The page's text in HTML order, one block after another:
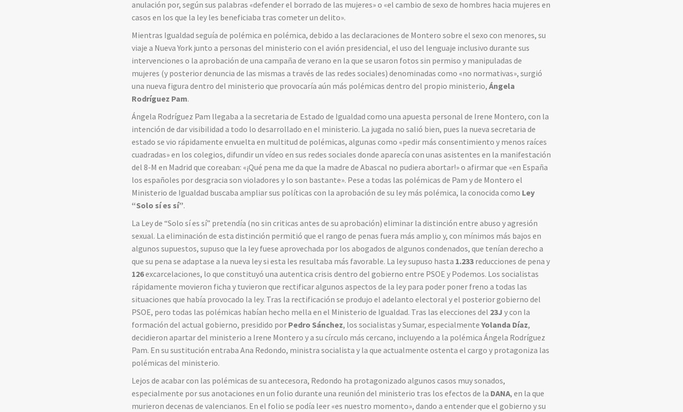
anulación por, según sus palabras «defender el borrado de las mujeres» o «el cambio de sexo de hombres hacia mujeres en
casos en los que la ley les beneficiaba tras cometer un delito».
Mientras Igualdad seguía de polémica en polémica, debido a las declaraciones de Montero sobre el sexo con menores, su
viaje a Nueva York junto a personas del ministerio con el avión presidencial, el uso del lenguaje inclusivo durante sus
intervenciones o la aprobación de una campaña de verano en la que se usaron fotos sin permiso y manipuladas de
mujeres (y posterior denuncia de las mismas a través de las redes sociales) denominadas como «no normativas», surgió
una nueva figura dentro del ministerio que provocaría aún más polémicas dentro del propio ministerio,Ángela
Rodríguez Pam.
Ángela Rodríguez Pam llegaba a la secretaria de Estado de Igualdad como una apuesta personal de Irene Montero, con la
intención de dar visibilidad a todo lo desarrollado en el ministerio. La jugada no salió bien, pues la nueva secretaria de
estado se vio rápidamente envuelta en multitud de polémicas, algunas como «pedir más consentimiento y menos raíces
cuadradas» en los colegios, difundir un vídeo en sus redes sociales donde aparecía con unas asistentes en la manifestación
del 8-M en Madrid que coreaban: «¡Qué pena me da que la madre de Abascal no pudiera abortar!» o afirmar que «en España
los españoles por desgracia son violadores y lo son bastante». Pese a todas las polémicas de Pam y de Montero el
Ministerio de Igualdad buscaba ampliar sus políticas con la aprobación de su ley más polémica, la conocida como Ley
“Solo sí es sí”.
La Ley de “Solo sí es sí” pretendía (no sin criticas antes de su aprobación) eliminar la distinción entre abuso y agresión
sexual. La eliminación de esta distinción permitió que el rango de penas fuera más amplio y, con mínimos más bajos en
algunos supuestos, supuso que la ley fuese aprovechada por los abogados de algunos condenados, que tenían derecho a
que su pena se adaptase a la nueva ley si esta les resultaba más favorable. La ley supuso hasta 1.233 reducciones de pena y
126excarcelaciones, lo que constituyó una autentica crisis dentro del gobierno entre PSOE y Podemos. Los socialistas
rápidamente movieron ficha y tuvieron que rectificar algunos aspectos de la ley para poder poner freno a todas las
situaciones que había provocado la ley. Tras la rectificación se produjo el adelanto electoral y el posterior gobierno del
PSOE, pero todas las polémicas habían hecho mella en el Ministerio de Igualdad. Tras las elecciones del 23J y con la
formación del actual gobierno, presidido por Pedro Sánchez, los socialistas y Sumar, especialmenteYolanda Díaz,
decidieron apartar del ministerio a Irene Montero y a su círculo más cercano, incluyendo a la polémica Ángela Rodríguez
Pam. En su sustitución entraba Ana Redondo, ministra socialista y la que actualmente ostenta el cargo y protagoniza las
polémicas del ministerio.
Lejos de acabar con las polémicas de su antecesora, Redondo ha protagonizado algunos casos muy sonados,
especialmente por sus anotaciones en un folio durante una reunión del ministerio tras los efectos de la DANA, en la que
murieron decenas de valencianos. En el folio se podía leer «es nuestro momento», dando a entender que el gobierno y su